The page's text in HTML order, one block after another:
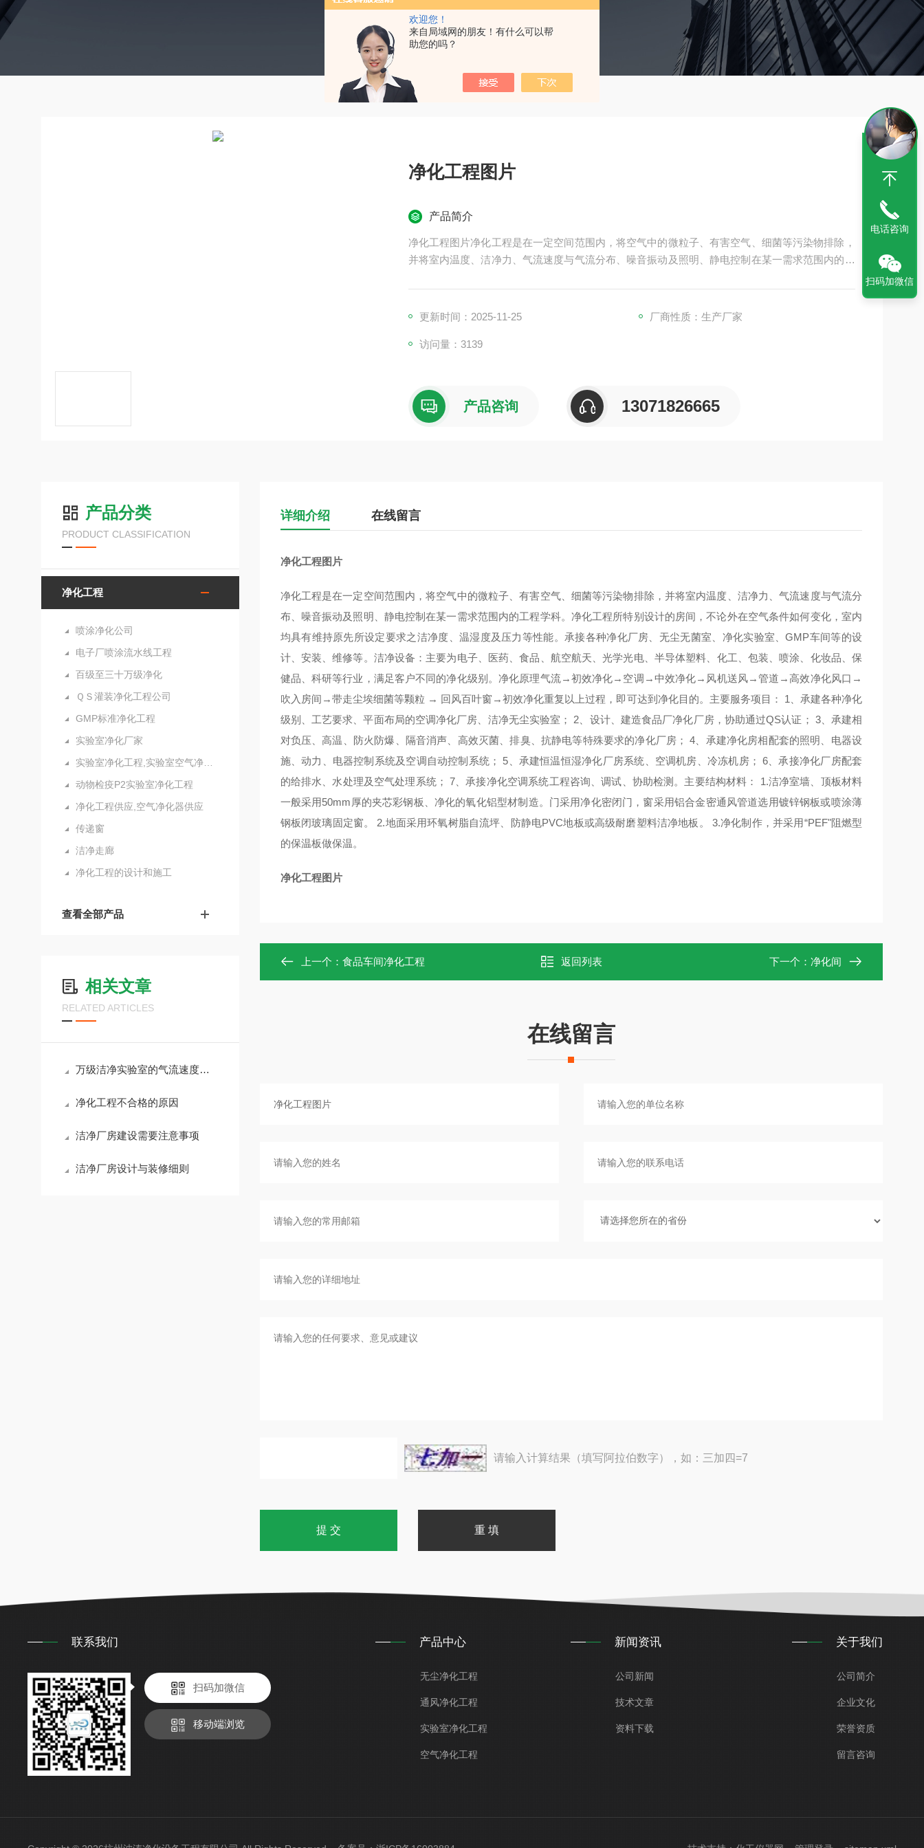
欢迎您！
来自局域网的朋友！有什么可以帮
助您的吗？
净化工程图片
产品简介
净化工程图片净化工程是在一定空间范围内，将空气中的微粒子、有害空气、细菌等污染物排除，
并将室内温度、洁净力、气流速度与气流分布、噪音振动及照明、静电控制在某一需求范围内的工
更新时间：2025-11-25
厂商性质：生产厂家
访问量：3139
产品咨询 13071826665
产品分类
PRODUCT CLASSIFICATION
净化工程
喷涂净化公司
电子厂喷涂流水线工程
百级至三十万级净化
ＱＳ灌装净化工程公司
GMP标准净化工程
实验室净化厂家
动物检疫P2实验室净化工程
净化工程供应,空气净化器供应
传递窗
洁净走廊
净化工程的设计和施工
查看全部产品
相关文章
RELATED ARTICLES
万级洁净实验室的气流速度该如何调节？
净化工程不合格的原因
洁净厂房建设需要注意事项
洁净厂房设计与装修细则
详细介绍 在线留言
净化工程图片
净化工程是在一定空间范围内，将空气中的微粒子、有害空气、细菌等污染物排除，并将室内温度、洁净力、气流速度与气流分
布、噪音振动及照明、静电控制在某一需求范围内的工程学科。净化工程所特别设计的房间，不论外在空气条件如何变化，室内
均具有维持原先所设定要求之洁净度、温湿度及压力等性能。 承接各种净化厂房、无尘无菌室、净化实验室、GMP车间等的设
计、安装、维修等。洁净设备： 主要为电子、医药、食品、航空航天、光学光电、半导体塑料、化工、包装、喷涂、化妆品、保
健品、科研等行业，满足客户不同的净化级别。净化原理气流→初效净化→ 空调 →中效净化→ 风机送风→管道 →高效净化风口 →
吹入房间 →带走尘埃细菌等颗粒 → 回风百叶窗 →初效净化重复以上过程，即可达到净化目的。 主要服务项目： 1
承建各种净化
级别、工艺要求、平面布局的空调净化厂房、洁净无尘实验室；
2 设计、建造食品厂净化厂房，协助通过QS认证； 3、 承建相
对负压、高温、防火防爆、隔音消声、高效灭菌、排臭、抗静电等特殊要求的净化厂房； 4 、承建净化房相配套的照明、电器设
施、动力、电器控制系统及空调自动控制系统；
5 、承建恒温恒湿净化厂房系统、空调机房、冷冻机房； 6 、承接净化厂房配套
的给排水、水处理及空气处理系统； 7 、承接净化空调系统工程咨询、调试、协助检测。 主要结构材料： 1.洁净室墙、顶板材料
一般采用50mm 厚的夹芯彩钢板、净化的氧化铝型材制造。门采用净化密闭门，窗采用铝合金密通风管道选用镀锌钢板或喷涂薄
钢板闭玻璃固定窗。
2.地面采用环氧树脂自流坪、防静电PVC地板或高级耐磨塑料洁净地板。 3.净化制作，并采用“PEF"阻燃型
的保温板做保温。
净化工程图片
上一个： 食品车间净化工程 返回列表 下一个： 净化间
在线留言
请输入计算结果（填写阿拉伯数字），如：三加四=7
联系我们
扫码加微信
移动端浏览
产品中心
无尘净化工程
通风净化工程
实验室净化工程
空气净化工程
新闻资讯
公司新闻
技术文章
资料下载
关于我们
公司简介
企业文化
荣誉资质
留言咨询
电话咨询
扫码加微信